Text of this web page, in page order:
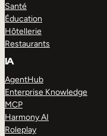
Santé
Éducation
Hôtellerie
Restaurants
IA
AgentHub
Enterprise Knowledge
MCP
Harmony AI
Roleplay